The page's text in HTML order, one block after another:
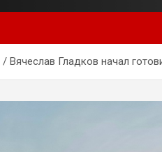
Вячеслав Гладков начал